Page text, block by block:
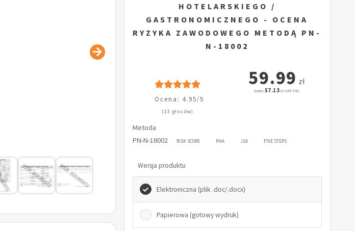
HOTELARSKIEGO /
GASTRONOMICZNEGO - OCENA
RYZYKA ZAWODOWEGO METODĄ PN-
N-18002
Ocena: 4.95/5
(23 głosów)
59.99 zł
(netto:57.13 zł + VAT: 5%)
Metoda
PN-N-18002
RISK SCORE PHA JSA FIVE STEPS
Wersja produktu
Elektroniczna (plik .doc/.docx)
Papierowa (gotowy wydruk)